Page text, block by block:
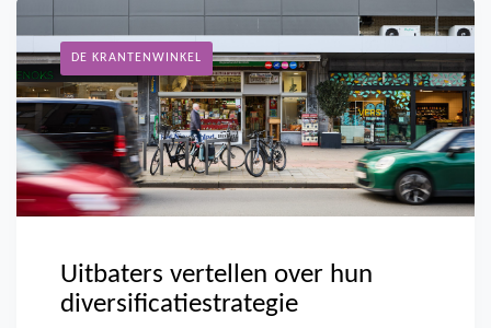
DE KRANTENWINKEL
Uitbaters vertellen over hun
diversificatiestrategie